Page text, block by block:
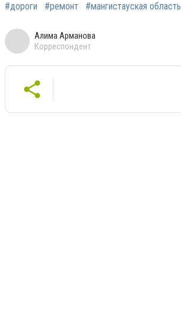
#дороги #ремонт #мангистауская область
Алима Арманова
Корреспондент